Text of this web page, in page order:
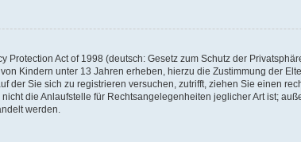
Protection Act of 1998 (deutsch: Gesetz zum Schutz der
Kindern unter 13 Jahren erheben, hierzu die Zustimmung der
der Sie sich zu registrieren versuchen, zutrifft, ziehen Sie einen
die Anlaufstelle für Rechtsangelegenheiten jeglicher Art ist;
werden.